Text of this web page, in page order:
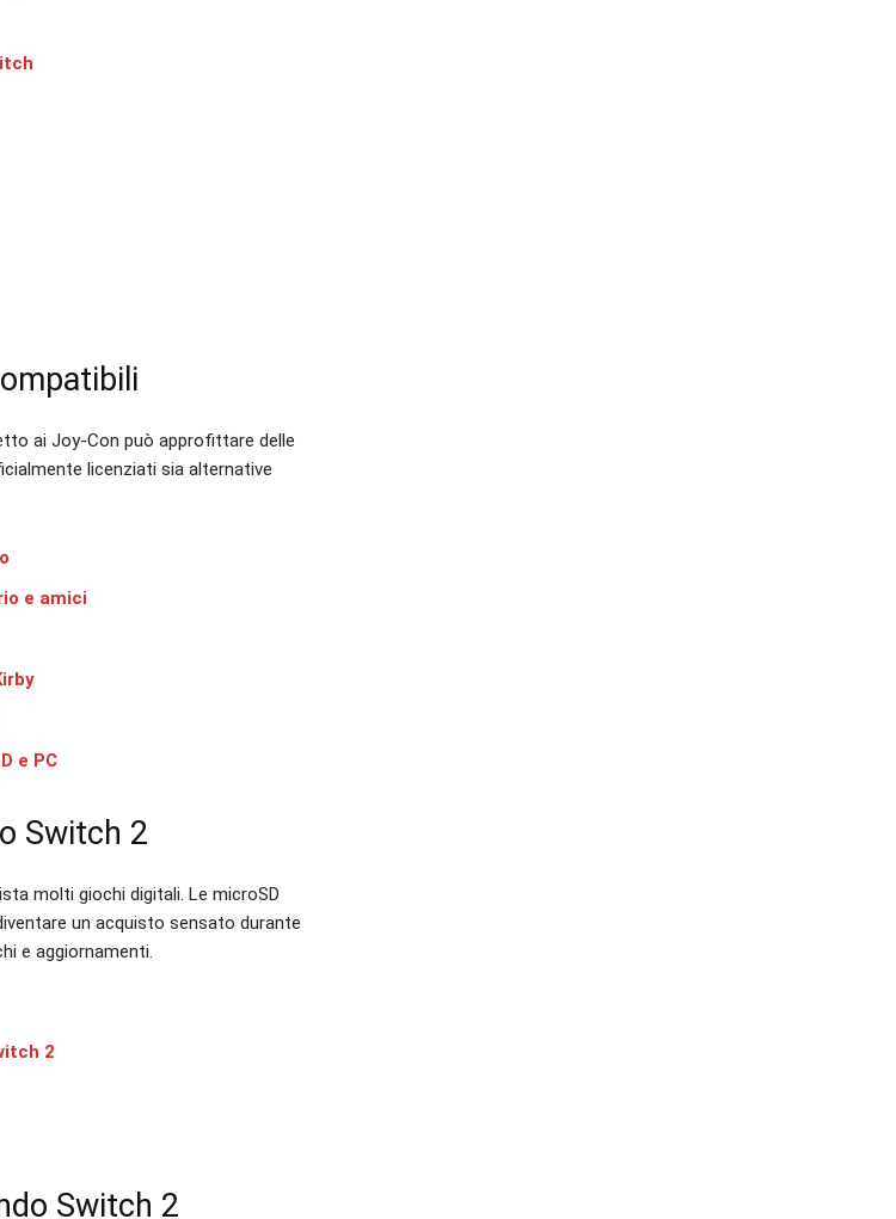
ai Joy-Con può approfittare delle
licenziati sia alternative
e amici
e PC
Switch 2
molti giochi digitali. Le microSD
un acquisto sensato durante
e aggiornamenti.
2
Switch 2